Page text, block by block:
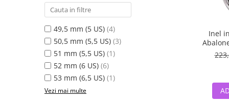
49,5 mm (5 US) (4)
50,5 mm (5,5 US) (3)
51 mm (5,5 US) (1)
52 mm (6 US) (6)
53 mm (6,5 US) (1)
Vezi mai multe
Inel